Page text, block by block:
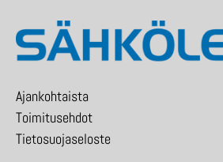
Ajankohtaista
Toimitusehdot
Tietosuojaseloste